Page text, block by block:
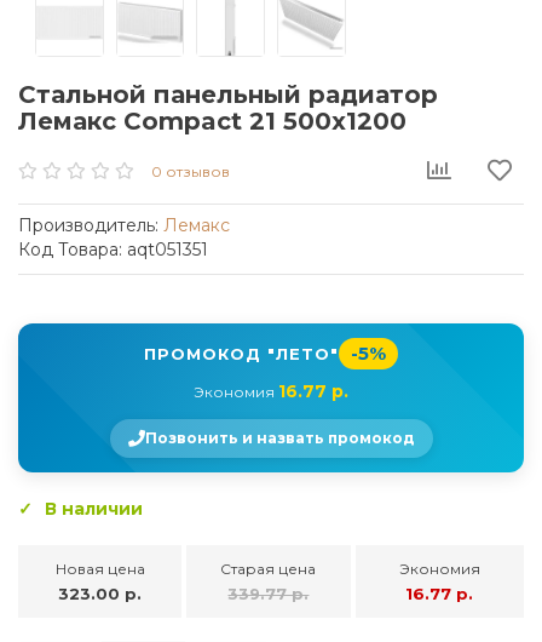
Стальной панельный радиатор
Лемакс Compact 21 500x1200
0 отзывов
Производитель: Лемакс
Код Товара: aqt051351
ПРОМОКОД "ЛЕТО" -5%
Экономия 16.77 р.
Позвонить и назвать промокод
В наличии
Новая цена
323.00 р.
Старая цена
339.77 р.
Экономия
16.77 р.